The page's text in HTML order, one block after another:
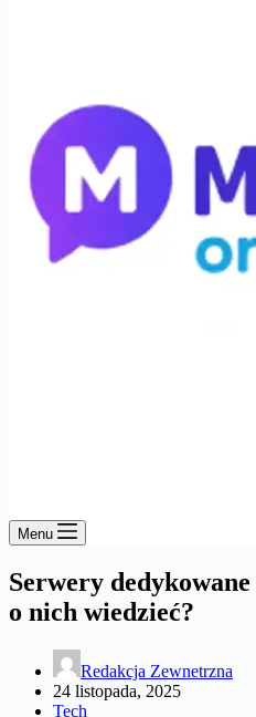
Menu
Serwery
o nich wiedzieć?
Redakcja Zewnetrzna
24 listopada, 2025
Tech